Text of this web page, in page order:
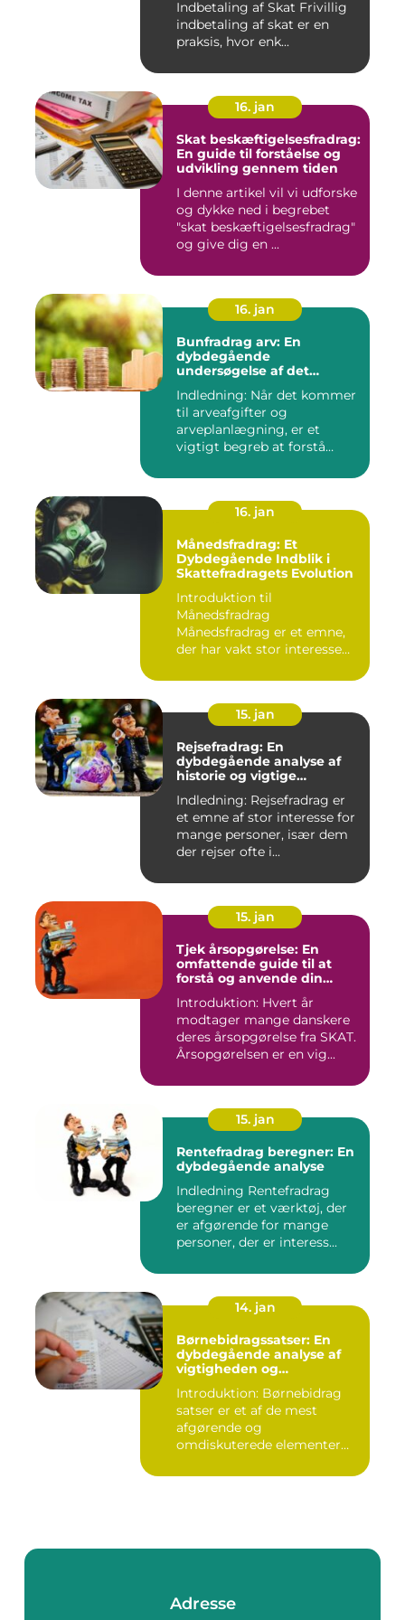
Indbetaling af Skat Frivillig
indbetaling af skat er en
praksis, hvor enk...
16. jan
Skat beskæftigelsesfradrag:
En guide til forståelse og
udvikling gennem tiden
I denne artikel vil vi udforske
og dykke ned i begrebet
"skat beskæftigelsesfradrag"
og give dig en ...
16. jan
Bunfradrag arv: En
dybdegående
undersøgelse af det
Indledning: Når det kommer
til arveafgifter og
arveplanlægning, er et
vigtigt begreb at forstå
16. jan
Månedsfradrag: Et
Dybdegående Indblik i
Skattefradragets Evolution
Introduktion til
Månedsfradrag
Månedsfradrag er et emne,
der har vakt stor interesse
15. jan
Rejsefradrag: En
dybdegående analyse af
historie og vigtige
Indledning: Rejsefradrag er
et emne af stor interesse for
mange personer, især dem
der rejser ofte i...
15. jan
Tjek årsopgørelse: En
omfattende guide til at
forstå og anvende din
Introduktion: Hvert år
modtager mange danskere
deres årsopgørelse fra SKAT.
Årsopgørelsen er en vig...
15. jan
Rentefradrag beregner: En
dybdegående analyse
Indledning Rentefradrag
beregner er et værktøj, der
er afgørende for mange
personer, der er interess...
14. jan
Børnebidragssatser: En
dybdegående analyse af
vigtigheden og
Introduktion: Børnebidrag
satser er et af de mest
afgørende og
omdiskuterede elementer
Adresse